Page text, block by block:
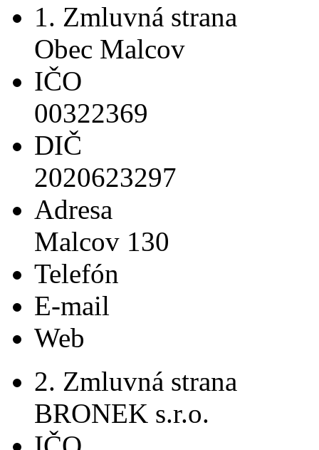
1. Zmluvná strana
Obec Malcov
IČO
00322369
DIČ
2020623297
Adresa
Malcov 130
Telefón
E-mail
Web
2. Zmluvná strana
BRONEK s.r.o.